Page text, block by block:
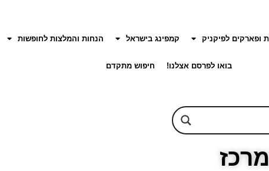
ופארקים לפיקניק קמפינג בישראל הנחות והמלצות לחופשות
בואו לפרסם אצלנו! חיפוש מתקדם